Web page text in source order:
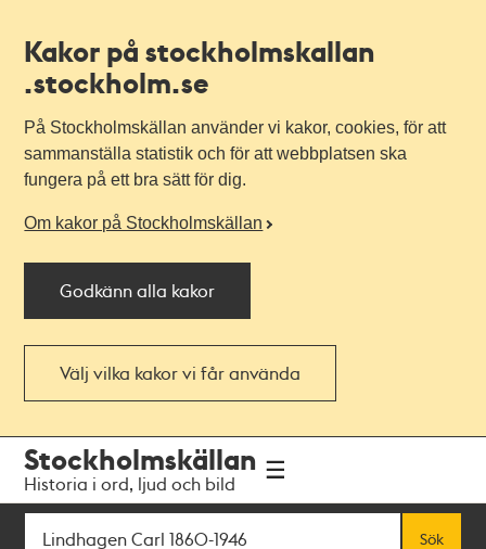
Kakor på stockholmskallan
.stockholm.se
På Stockholmskällan använder vi kakor, cookies, för att
sammanställa statistik och för att webbplatsen ska
fungera på ett bra sätt för dig.
Om kakor på Stockholmskällan
Godkänn alla kakor
Välj vilka kakor vi får använda
navigationen
huvudinnehållet
Stockholmskällan
Historia i ord, ljud och bild
Sök
Sök